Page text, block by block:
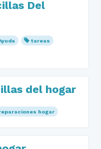
Del
tareas
del hogar
hogar